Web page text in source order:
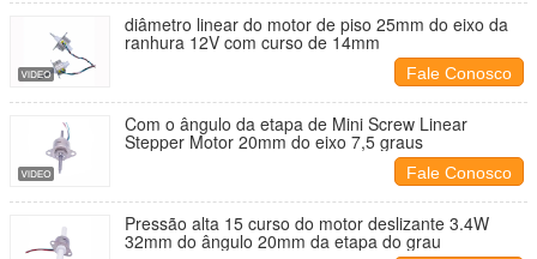
diâmetro linear do motor de piso 25mm do eixo da
ranhura 12V com curso de 14mm
Fale Conosco
Com o ângulo da etapa de Mini Screw Linear
Stepper Motor 20mm do eixo 7,5 graus
Fale Conosco
Pressão alta 15 curso do motor deslizante 3.4W
32mm do ângulo 20mm da etapa do grau